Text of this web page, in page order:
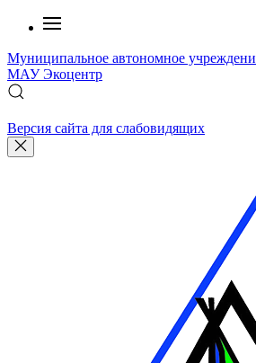
Муниципальное автономное
МАУЭкоцентр
Версия сайта для слабовидящих